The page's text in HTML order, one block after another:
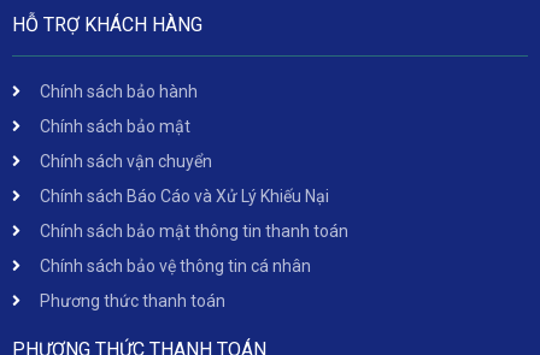
HỖ TRỢ KHÁCH HÀNG
Chính sách bảo hành
Chính sách bảo mật
Chính sách vận chuyển
Chính sách Báo Cáo và Xử Lý Khiếu Nại
Chính sách bảo mật thông tin thanh toán
Chính sách bảo vệ thông tin cá nhân
Phương thức thanh toán
PHƯƠNG THỨC THANH TOÁN